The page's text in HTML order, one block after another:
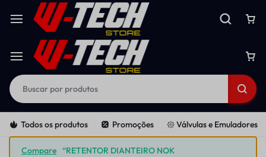
Todos os produtos Promoções 𑁍 Válvulas e Emuladores
Compare “RETENTOR DIANTEIRO NOK